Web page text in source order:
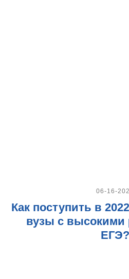
06-16-
Как поступить в
вузы с высокими
ЕГЭ?